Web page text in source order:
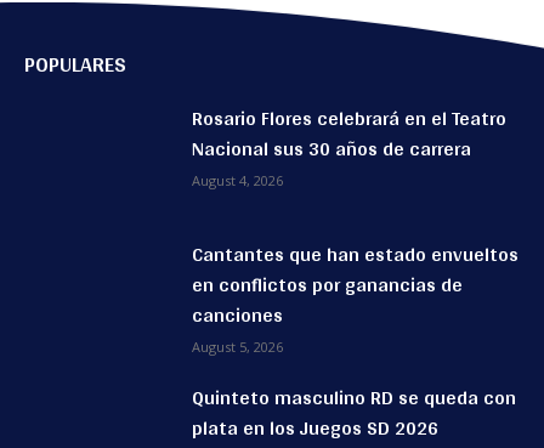
POPULARES
Rosario Flores celebrará en el Teatro
Nacional sus 30 años de carrera
August 4, 2026
Cantantes que han estado envueltos
en conflictos por ganancias de
canciones
August 5, 2026
Quinteto masculino RD se queda con
plata en los Juegos SD 2026